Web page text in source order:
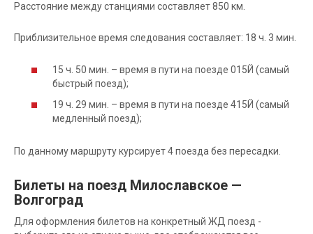
Расстояние между станциями составляет 850 км.
Приблизительное время следования составляет: 18 ч. 3 мин.
15 ч. 50 мин. – время в пути на поезде 015Й (самый
быстрый поезд);
19 ч. 29 мин. – время в пути на поезде 415Й (самый
медленный поезд);
По данному маршруту курсирует 4 поезда без пересадки.
Билеты на поезд Милославское —
Волгоград
Для оформления билетов на конкретный ЖД поезд -